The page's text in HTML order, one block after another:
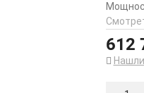
612